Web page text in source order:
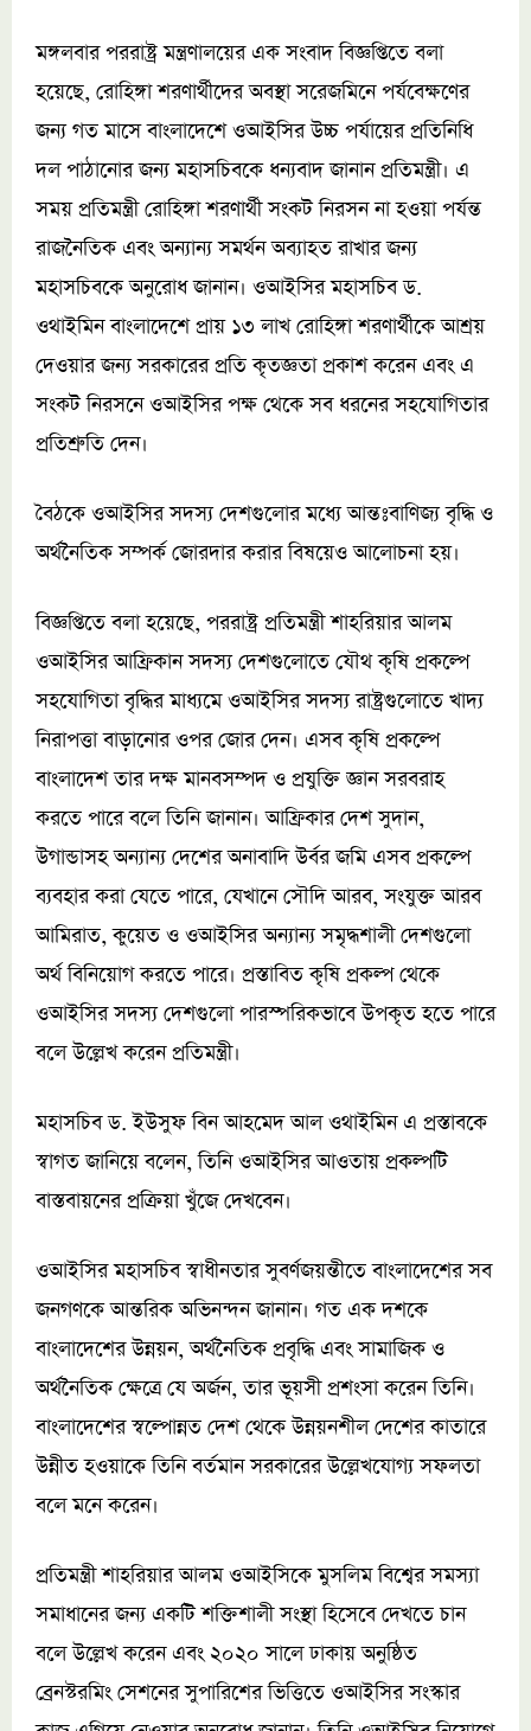
মঙ্গলবার পররাষ্ট্র মন্ত্রণালয়ের এক সংবাদ বিজ্ঞপ্তিতে বলা
হয়েছে, রোহিঙ্গা শরণার্থীদের অবস্থা সরেজমিনে পর্যবেক্ষণের
জন্য গত মাসে বাংলাদেশে ওআইসির উচ্চ পর্যায়ের প্রতিনিধি
দল পাঠানোর জন্য মহাসচিবকে ধন্যবাদ জানান প্রতিমন্ত্রী। এ
সময় প্রতিমন্ত্রী রোহিঙ্গা শরণার্থী সংকট নিরসন না হওয়া পর্যন্ত
রাজনৈতিক এবং অন্যান্য সমর্থন অব্যাহত রাখার জন্য
মহাসচিবকে অনুরোধ জানান। ওআইসির মহাসচিব ড.
ওথাইমিন বাংলাদেশে প্রায় ১৩ লাখ রোহিঙ্গা শরণার্থীকে আশ্রয়
দেওয়ার জন্য সরকারের প্রতি কৃতজ্ঞতা প্রকাশ করেন এবং এ
সংকট নিরসনে ওআইসির পক্ষ থেকে সব ধরনের সহযোগিতার
প্রতিশ্রুতি দেন।
বৈঠকে ওআইসির সদস্য দেশগুলোর মধ্যে আন্তঃবাণিজ্য বৃদ্ধি ও
অর্থনৈতিক সম্পর্ক জোরদার করার বিষয়েও আলোচনা হয়।
বিজ্ঞপ্তিতে বলা হয়েছে, পররাষ্ট্র প্রতিমন্ত্রী শাহরিয়ার আলম
ওআইসির আফ্রিকান সদস্য দেশগুলোতে যৌথ কৃষি প্রকল্পে
সহযোগিতা বৃদ্ধির মাধ্যমে ওআইসির সদস্য রাষ্ট্রগুলোতে খাদ্য
নিরাপত্তা বাড়ানোর ওপর জোর দেন। এসব কৃষি প্রকল্পে
বাংলাদেশ তার দক্ষ মানবসম্পদ ও প্রযুক্তি জ্ঞান সরবরাহ
করতে পারে বলে তিনি জানান। আফ্রিকার দেশ সুদান,
উগান্ডাসহ অন্যান্য দেশের অনাবাদি উর্বর জমি এসব প্রকল্পে
ব্যবহার করা যেতে পারে, যেখানে সৌদি আরব, সংযুক্ত আরব
আমিরাত, কুয়েত ও ওআইসির অন্যান্য সমৃদ্ধশালী দেশগুলো
অর্থ বিনিয়োগ করতে পারে। প্রস্তাবিত কৃষি প্রকল্প থেকে
ওআইসির সদস্য দেশগুলো পারস্পরিকভাবে উপকৃত হতে পারে
বলে উল্লেখ করেন প্রতিমন্ত্রী।
মহাসচিব ড. ইউসুফ বিন আহমেদ আল ওথাইমিন এ প্রস্তাবকে
স্বাগত জানিয়ে বলেন, তিনি ওআইসির আওতায় প্রকল্পটি
বাস্তবায়নের প্রক্রিয়া খুঁজে দেখবেন।
ওআইসির মহাসচিব স্বাধীনতার সুবর্ণজয়ন্তীতে বাংলাদেশের সব
জনগণকে আন্তরিক অভিনন্দন জানান। গত এক দশকে
বাংলাদেশের উন্নয়ন, অর্থনৈতিক প্রবৃদ্ধি এবং সামাজিক ও
অর্থনৈতিক ক্ষেত্রে যে অর্জন, তার ভূয়সী প্রশংসা করেন তিনি।
বাংলাদেশের স্বল্পোন্নত দেশ থেকে উন্নয়নশীল দেশের কাতারে
উন্নীত হওয়াকে তিনি বর্তমান সরকারের উল্লেখযোগ্য সফলতা
বলে মনে করেন।
প্রতিমন্ত্রী শাহরিয়ার আলম ওআইসিকে মুসলিম বিশ্বের সমস্যা
সমাধানের জন্য একটি শক্তিশালী সংস্থা হিসেবে দেখতে চান
বলে উল্লেখ করেন এবং ২০২০ সালে ঢাকায় অনুষ্ঠিত
ব্রেনস্টরমিং সেশনের সুপারিশের ভিত্তিতে ওআইসির সংস্কার